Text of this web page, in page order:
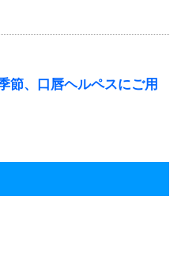
節、口唇ヘルペスにご用